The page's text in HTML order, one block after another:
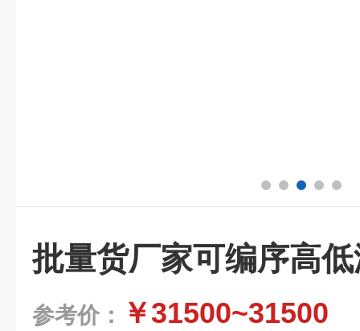
批量货厂家可编序高
参考价： ￥31500~31500